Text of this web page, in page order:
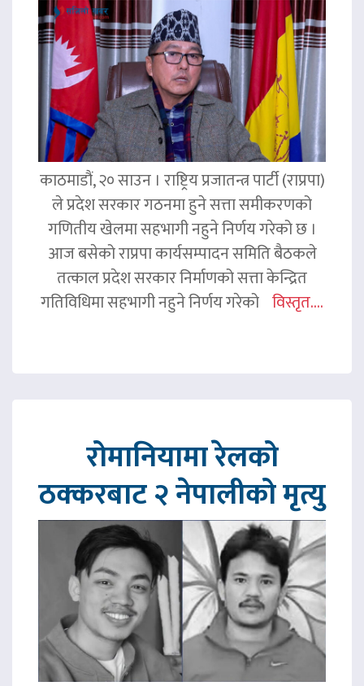
काठमाडौं, २० साउन । राष्ट्रिय प्रजातन्त्र पार्टी (राप्रपा)
ले प्रदेश सरकार गठनमा हुने सत्ता समीकरणको
गणितीय खेलमा सहभागी नहुने निर्णय गरेको छ ।
आज बसेको राप्रपा कार्यसम्पादन समिति बैठकले
तत्काल प्रदेश सरकार निर्माणको सत्ता केन्द्रित
गतिविधिमा सहभागी नहुने निर्णय गरेको विस्तृत....
रोमानियामा रेलको
ठक्करबाट २ नेपालीको मृत्यु